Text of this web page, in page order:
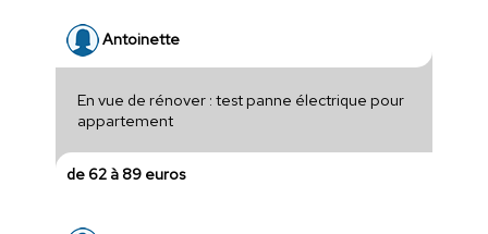
Antoinette
En vue de rénover : test panne électrique pour
appartement
de 62 à 89 euros